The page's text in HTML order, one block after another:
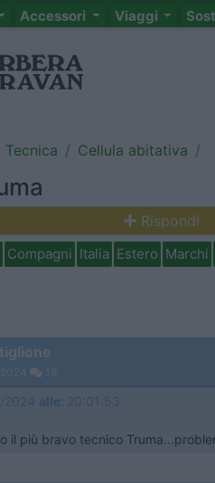
Accessori Viaggi
Tecnica Cellula abitativa
Rispondi
Compagni Italia Estero Marchi
19
2024 alle: 20:01:53
il più bravo tecnico